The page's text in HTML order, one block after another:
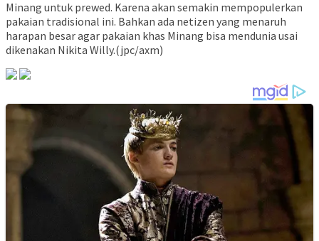
Minang untuk prewed. Karena akan semakin mempopulerkan
pakaian tradisional ini. Bahkan ada netizen yang menaruh
harapan besar agar pakaian khas Minang bisa mendunia usai
dikenakan Nikita Willy.(jpc/axm)